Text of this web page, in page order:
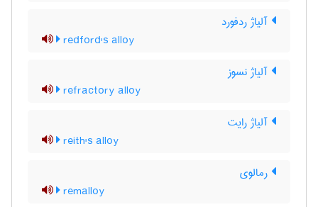
آلیاژ ردفورد
redford's alloy
آلیاژ نسوز
refractory alloy
آلیاژ رایت
reith's alloy
رمالوی
remalloy